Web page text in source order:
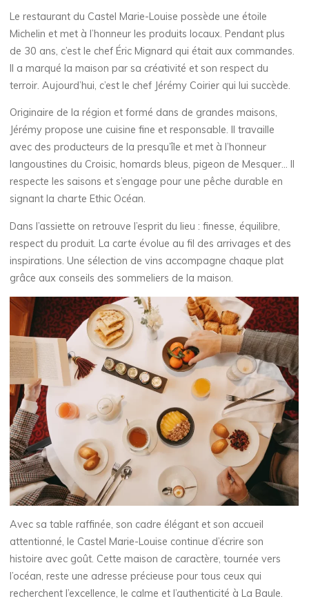
Le restaurant du Castel Marie-Louise possède une étoile
Michelin et met à l’honneur les produits locaux. Pendant plus
de 30 ans, c’est le chef Éric Mignard qui était aux commandes.
Il a marqué la maison par sa créativité et son respect du
terroir. Aujourd’hui, c’est le chef Jérémy Coirier qui lui succède.
Originaire de la région et formé dans de grandes maisons,
Jérémy propose une cuisine fine et responsable. Il travaille
avec des producteurs de la presqu’île et met à l’honneur
langoustines du Croisic, homards bleus, pigeon de Mesquer… Il
respecte les saisons et s’engage pour une pêche durable en
signant la charte Ethic Océan.
Dans l’assiette on retrouve l’esprit du lieu : finesse, équilibre,
respect du produit. La carte évolue au fil des arrivages et des
inspirations. Une sélection de vins accompagne chaque plat
grâce aux conseils des sommeliers de la maison.
Avec sa table raffinée, son cadre élégant et son accueil
attentionné, le Castel Marie-Louise continue d’écrire son
histoire avec goût. Cette maison de caractère, tournée vers
l’océan, reste une adresse précieuse pour tous ceux qui
recherchent l’excellence, le calme et l’authenticité à La Baule.